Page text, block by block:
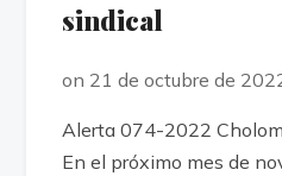
sindical
on 21 de octubre de
Alerta 074-2022
En el próximo mes de